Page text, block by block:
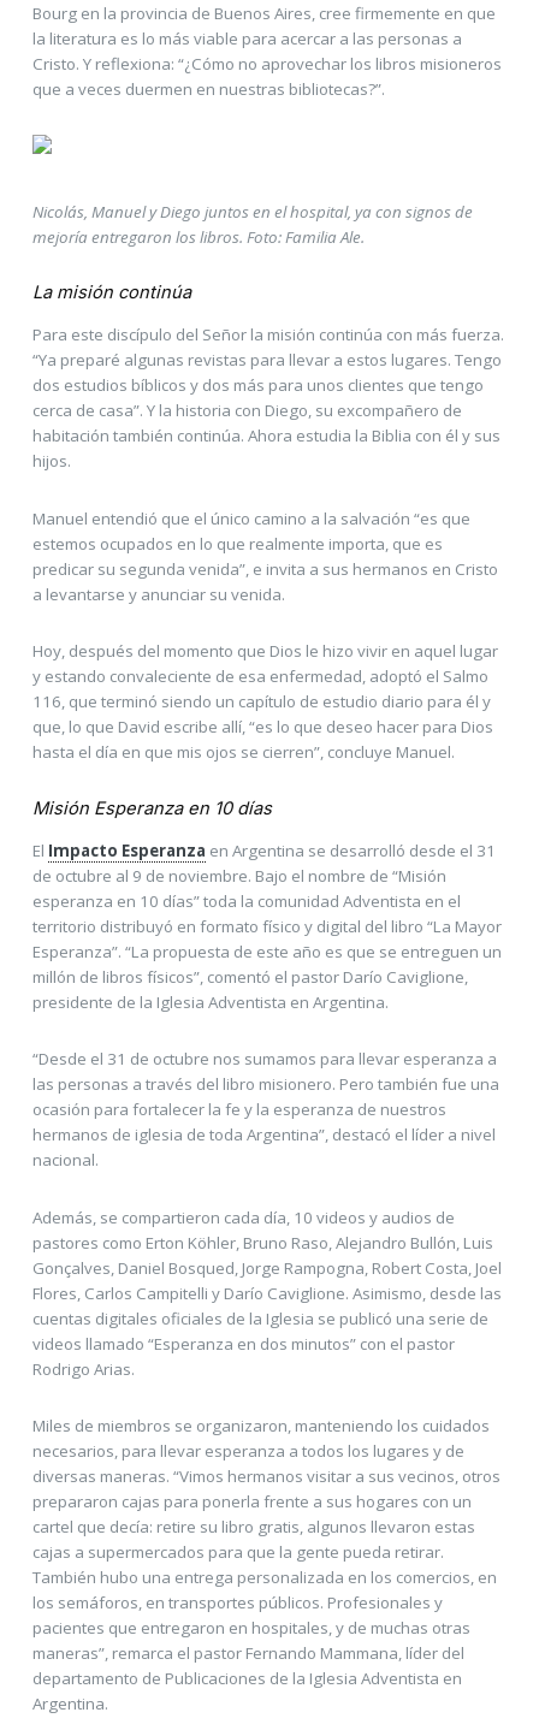
Bourg en la provincia de Buenos Aires, cree firmemente en que
la literatura es lo más viable para acercar a las personas a
Cristo. Y reflexiona: “¿Cómo no aprovechar los libros misioneros
que a veces duermen en nuestras bibliotecas?”.
Nicolás, Manuel y Diego juntos en el hospital, ya con signos de
mejoría entregaron los libros. Foto: Familia Ale.
La misión continúa
Para este discípulo del Señor la misión continúa con más fuerza.
“Ya preparé algunas revistas para llevar a estos lugares. Tengo
dos estudios bíblicos y dos más para unos clientes que tengo
cerca de casa”. Y la historia con Diego, su excompañero de
habitación también continúa. Ahora estudia la Biblia con él y sus
hijos.
Manuel entendió que el único camino a la salvación “es que
estemos ocupados en lo que realmente importa, que es
predicar su segunda venida”, e invita a sus hermanos en Cristo
a levantarse y anunciar su venida.
Hoy, después del momento que Dios le hizo vivir en aquel lugar
y estando convaleciente de esa enfermedad, adoptó el Salmo
116, que terminó siendo un capítulo de estudio diario para él y
que, lo que David escribe allí, “es lo que deseo hacer para Dios
hasta el día en que mis ojos se cierren”, concluye Manuel.
Misión Esperanza en 10 días
El Impacto Esperanza en Argentina se desarrolló desde el 31
de octubre al 9 de noviembre. Bajo el nombre de “Misión
esperanza en 10 días” toda la comunidad Adventista en el
territorio distribuyó en formato físico y digital del libro “La Mayor
Esperanza”. “La propuesta de este año es que se entreguen un
millón de libros físicos”, comentó el pastor Darío Caviglione,
presidente de la Iglesia Adventista en Argentina.
“Desde el 31 de octubre nos sumamos para llevar esperanza a
las personas a través del libro misionero. Pero también fue una
ocasión para fortalecer la fe y la esperanza de nuestros
hermanos de iglesia de toda Argentina”, destacó el líder a nivel
nacional.
Además, se compartieron cada día, 10 videos y audios de
pastores como Erton Köhler, Bruno Raso, Alejandro Bullón, Luis
Gonçalves, Daniel Bosqued, Jorge Rampogna, Robert Costa, Joel
Flores, Carlos Campitelli y Darío Caviglione. Asimismo, desde las
cuentas digitales oficiales de la Iglesia se publicó una serie de
videos llamado “Esperanza en dos minutos” con el pastor
Rodrigo Arias.
Miles de miembros se organizaron, manteniendo los cuidados
necesarios, para llevar esperanza a todos los lugares y de
diversas maneras. “Vimos hermanos visitar a sus vecinos, otros
prepararon cajas para ponerla frente a sus hogares con un
cartel que decía: retire su libro gratis, algunos llevaron estas
cajas a supermercados para que la gente pueda retirar.
También hubo una entrega personalizada en los comercios, en
los semáforos, en transportes públicos. Profesionales y
pacientes que entregaron en hospitales, y de muchas otras
maneras”, remarca el pastor Fernando Mammana, líder del
departamento de Publicaciones de la Iglesia Adventista en
Argentina.